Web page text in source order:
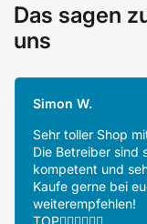
Das sagen
uns
Simon W.
Sehr toller Shop
Die Betreiber sind
kompetent und
Kaufe gerne bei
weiterempfehlen!
TOP👍🏻👍🏻👍🏻